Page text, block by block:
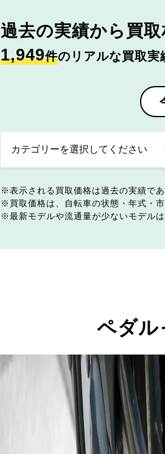
過去の実績から 買
1,949件のリアルな買取実
表示される買取価格は過去の実績で
買取価格は、自転車の状態・年式・
最新モデルや流通量が少ないモデル
ペダル